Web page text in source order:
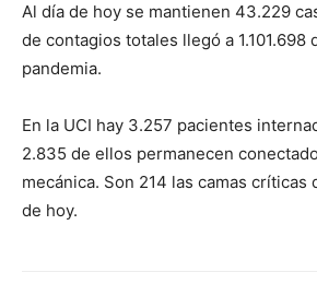
Al día de hoy se mantienen 43.229
de contagios totales llegó a 1.101.698
pandemia.
En la UCI hay 3.257 pacientes
2.835 de ellos permanecen
mecánica. Son 214 las camas críticas
de hoy.